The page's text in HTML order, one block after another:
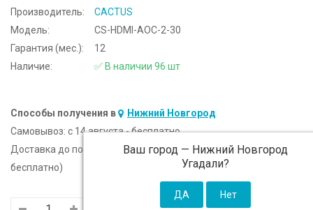
Производитель:
CACTUS
Модель:
CS-HDMI-AOC-2-30
Гарантия (мес.):
12
Наличие:
✅ В наличии 96 шт
Способы получения в Нижний Новгород
Ваш город — Нижний Новгород
Угадали?
Самовывоз: c 14 августа - бесплатно
Доставка до подъезда:
c 14 августа - 300 ₽ (от 5 000 ₽
бесплатно)